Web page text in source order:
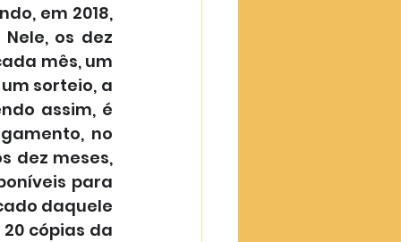
em 2018,
os dez
mês, um
sorteio, a
assim, é
no
dez meses,
para
daquele
cópias da